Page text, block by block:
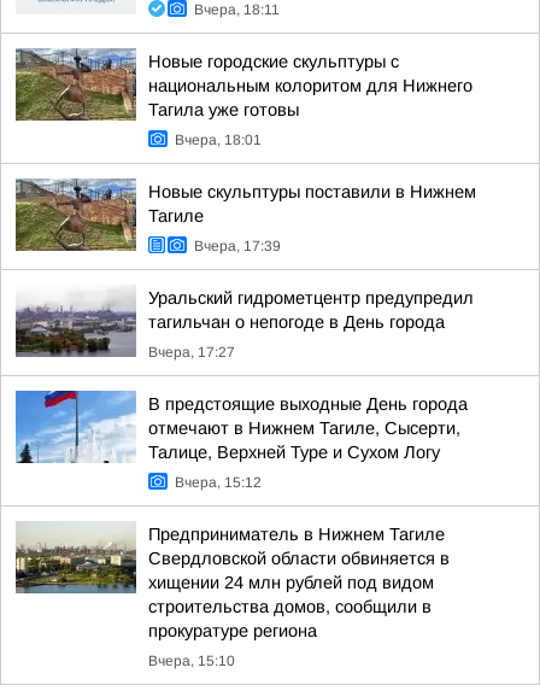
Вчера, 18:11
Новые городские скульптуры с
национальным колоритом для Нижнего
Тагила уже готовы
Вчера, 18:01
Новые скульптуры поставили в Нижнем
Тагиле
Вчера, 17:39
Уральский гидрометцентр предупредил
тагильчан о непогоде в День города
Вчера, 17:27
В предстоящие выходные День города
отмечают в Нижнем Тагиле, Сысерти,
Талице, Верхней Туре и Сухом Логу
Вчера, 15:12
Предприниматель в Нижнем Тагиле
Свердловской области обвиняется в
хищении 24 млн рублей под видом
строительства домов, сообщили в
прокуратуре региона
Вчера, 15:10